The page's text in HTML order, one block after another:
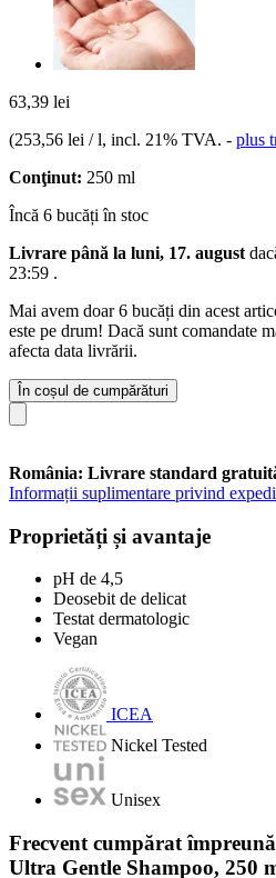
63,39 lei
(253,56 lei / l, incl. 21% TVA. - plus
Conţinut: 250 ml
Încă 6 bucăți în stoc
Livrare până la luni, 17. august
23:59 .
Mai avem doar 6 bucăți din acest
este pe drum! Dacă sunt comandate
afecta data livrării.
În coșul de cumpărături
România: Livrare standard
Informații suplimentare privind
Proprietăți și avantaje
pH de 4,5
Deosebit de delicat
Testat dermatologic
Vegan
ICEA
Nickel Tested
Unisex
Frecvent cumpărat
Ultra Gentle Shampoo, 250